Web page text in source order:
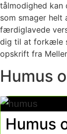
tålmodighed kan
som smager helt
færdiglavede
dig til at forkæle
opskrift fra
Humus
Humus